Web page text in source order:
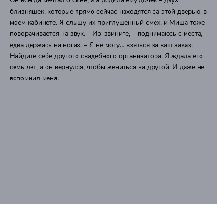
близняшек, которые прямо сейчас находятся за этой дверью, в
моём кабинете. Я слышу их приглушенный смех, и Миша тоже
поворачивается на звук. – Из-звините, – поднимаюсь с места,
едва держась на ногах. – Я не могу… взяться за ваш заказ.
Найдите себе другого свадебного организатора. Я ждала его
семь лет, а он вернулся, чтобы жениться на другой. И даже не
вспомнил меня.